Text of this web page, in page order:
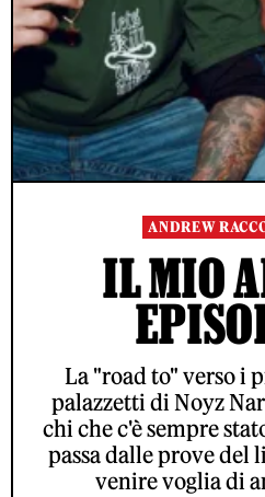
ANDREW
IL MIO
La "road to" verso i
palazzetti di Noyz
chi che c'è sempre
passa dalle prove del
venire voglia di